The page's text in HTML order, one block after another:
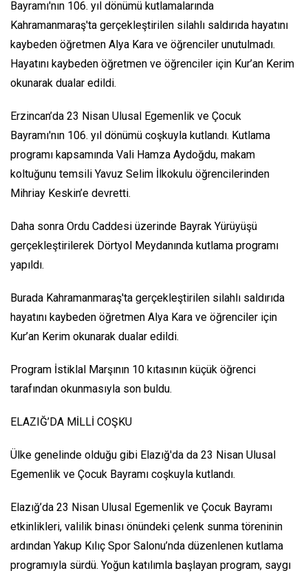
Bayramı'nın 106. yıl dönümü kutlamalarında
Kahramanmaraş'ta gerçekleştirilen silahlı saldırıda hayatını
kaybeden öğretmen Alya Kara ve öğrenciler unutulmadı.
Hayatını kaybeden öğretmen ve öğrenciler için Kur’an Kerim
okunarak dualar edildi.
Erzincan’da 23 Nisan Ulusal Egemenlik ve Çocuk
Bayramı'nın 106. yıl dönümü coşkuyla kutlandı. Kutlama
programı kapsamında Vali Hamza Aydoğdu, makam
koltuğunu temsili Yavuz Selim İlkokulu öğrencilerinden
Mihriay Keskin’e devretti.
Daha sonra Ordu Caddesi üzerinde Bayrak Yürüyüşü
gerçekleştirilerek Dörtyol Meydanında kutlama programı
yapıldı.
Burada Kahramanmaraş'ta gerçekleştirilen silahlı saldırıda
hayatını kaybeden öğretmen Alya Kara ve öğrenciler için
Kur’an Kerim okunarak dualar edildi.
Program İstiklal Marşının 10 kıtasının küçük öğrenci
tarafından okunmasıyla son buldu.
ELAZIĞ’DA MİLLİ COŞKU
Ülke genelinde olduğu gibi Elazığ'da da 23 Nisan Ulusal
Egemenlik ve Çocuk Bayramı coşkuyla kutlandı.
Elazığ’da 23 Nisan Ulusal Egemenlik ve Çocuk Bayramı
etkinlikleri, valilik binası önündeki çelenk sunma töreninin
ardından Yakup Kılıç Spor Salonu’nda düzenlenen kutlama
programıyla sürdü. Yoğun katılımla başlayan program, saygı